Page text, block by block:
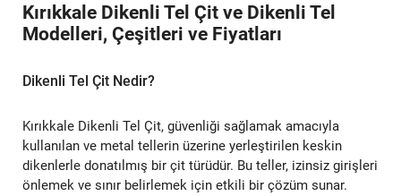
Kırıkkale Dikenli Tel Çit ve Dikenli Tel
Modelleri, Çeşitleri ve Fiyatları
Dikenli Tel Çit Nedir?
Kırıkkale Dikenli Tel Çit, güvenliği sağlamak amacıyla
kullanılan ve metal tellerin üzerine yerleştirilen keskin
dikenlerle donatılmış bir çit türüdür. Bu teller, izinsiz girişleri
önlemek ve sınır belirlemek için etkili bir çözüm sunar.